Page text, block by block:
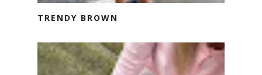
TRENDY BROWN